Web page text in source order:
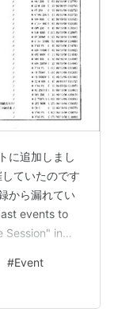
に追加しまし
ていたのです
から漏れてい
events to
Session" in
【 1991年
#Event